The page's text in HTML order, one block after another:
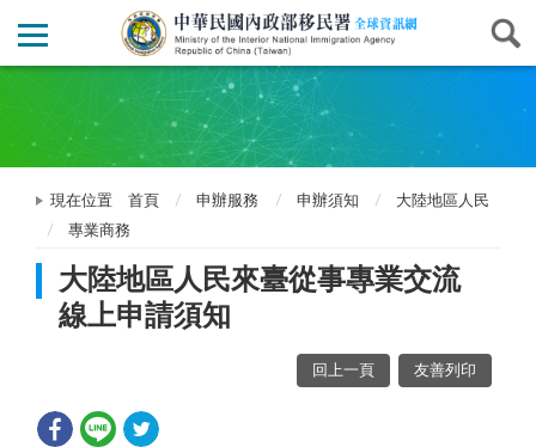
現在位置 首頁 申辦服務 申辦須知
大陸地區人民
專業商務
大陸地區人民來臺從事專業交流
線上申請須知
回上一頁 友善列印